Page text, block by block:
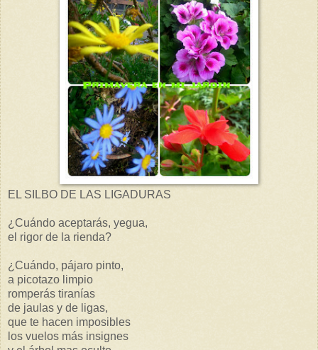
EL SILBO DE LAS LIGADURAS
¿Cuándo aceptarás, yegua,
el rigor de la rienda?
¿Cuándo, pájaro pinto,
a picotazo limpio
romperás tiranías
de jaulas y de ligas,
que te hacen imposibles
los vuelos más insignes